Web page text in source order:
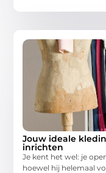
Jouw ideale
inrichten
Je kent het wel: je
hoewel hij helemaal